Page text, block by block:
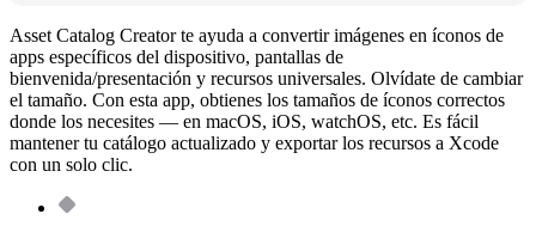
Asset Catalog Creator te ayuda a convertir imágenes en íconos de
apps específicos del dispositivo, pantallas de
bienvenida/presentación y recursos universales. Olvídate de cambiar
el tamaño. Con esta app, obtienes los tamaños de íconos correctos
donde los necesites — en macOS, iOS, watchOS, etc. Es fácil
mantener tu catálogo actualizado y exportar los recursos a Xcode
con un solo clic.